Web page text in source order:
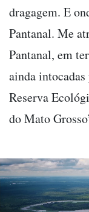
dragagem. E
Pantanal. Me
Pantanal, em
ainda
Reserva
do Mato